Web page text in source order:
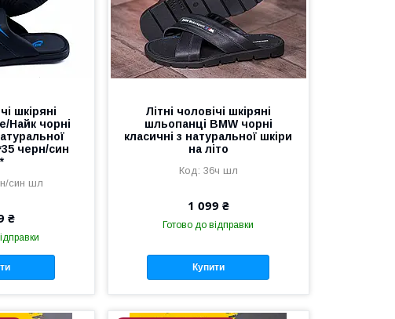
шкіряні
Найк чорні
черн/син
син шл
₴
Літні чоловічі шкіряні
шльопанці BMW чорні
класичні з натуральної шкіри
на літо
36ч шл
1 099 ₴
Готово до відправки
Купити